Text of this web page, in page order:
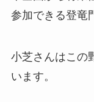
参加できる登竜
小芝さんはこの
います。